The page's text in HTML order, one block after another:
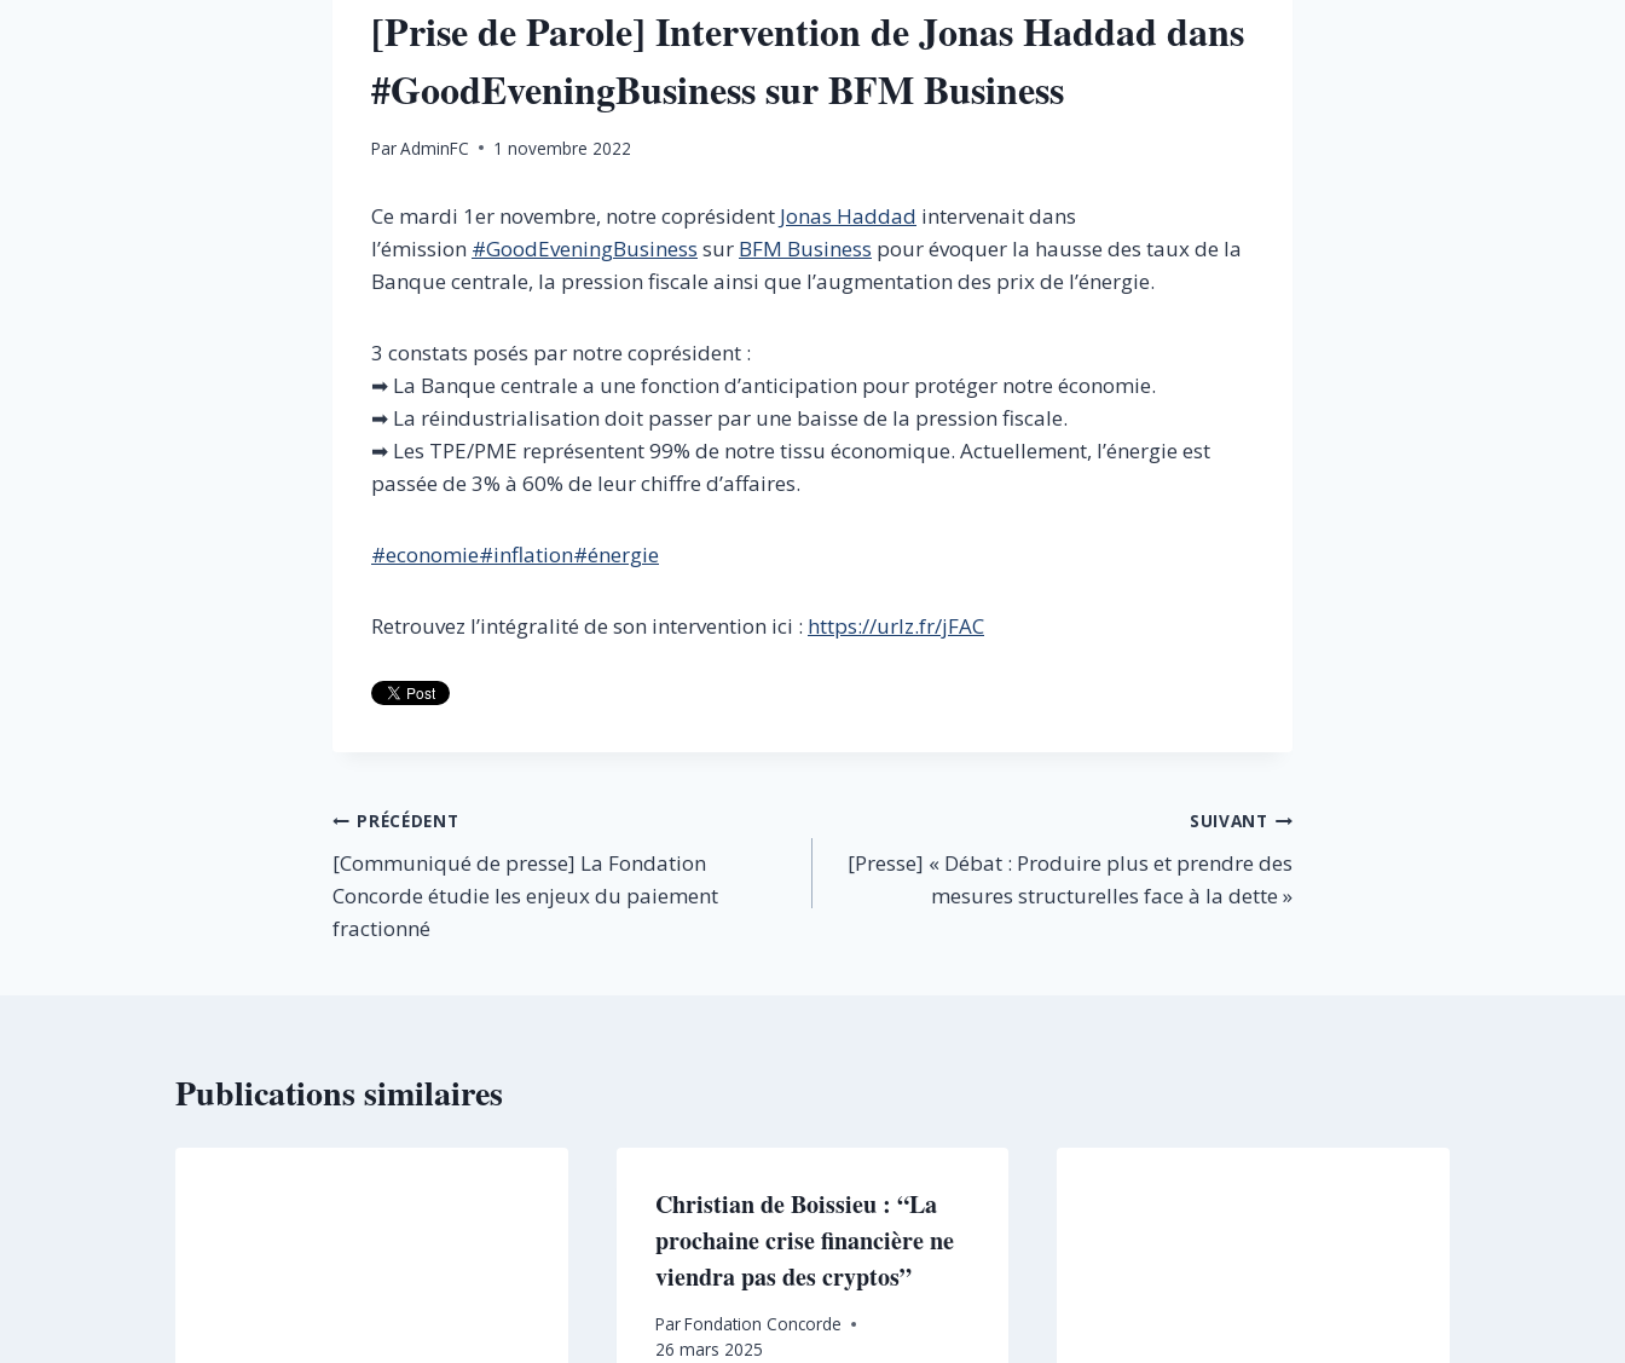
[Prise de Parole] Intervention de Jonas Haddad dans
#GoodEveningBusiness sur BFM Business
ParAdminFC 1 novembre 2022
Ce mardi 1er novembre, notre coprésident Jonas Haddad intervenait dans
l’émission #GoodEveningBusiness sur BFM Business pour évoquer la hausse des taux de la
Banque centrale, la pression fiscale ainsi que l’augmentation des prix de l’énergie.
3 constats posés par notre coprésident :
➡ La Banque centrale a une fonction d’anticipation pour protéger notre économie.
➡ La réindustrialisation doit passer par une baisse de la pression fiscale.
➡ Les TPE/PME représentent 99% de notre tissu économique. Actuellement, l’énergie est
passée de 3% à 60% de leur chiffre d’affaires.
#economie#inflation#énergie
Retrouvez l’intégralité de son intervention ici : https://urlz.fr/jFAC
Navigation
de
l’article
PRÉCÉDENT
[Communiqué de presse] La Fondation
Concorde étudie les enjeux du paiement
fractionné
SUIVANT
[Presse] « Débat : Produire plus et prendre des
mesures structurelles face à la dette »
Publications similaires
Christian de Boissieu : “La
prochaine crise financière ne
viendra pas des cryptos”
ParFondation Concorde
26 mars 2025